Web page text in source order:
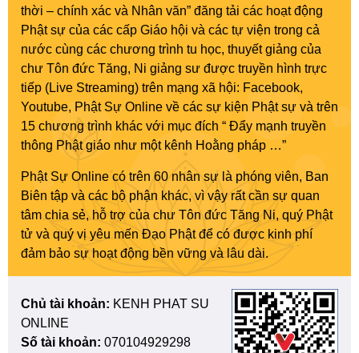
thời – chính xác và Nhân văn” đăng tải các hoạt động
Phật sự của các cấp Giáo hội và các tự viện trong cả
nước cùng các chương trình tu học, thuyết giảng của
chư Tôn đức Tăng, Ni giảng sư được truyền hình trực
tiếp (Live Streaming) trên mạng xã hội: Facebook,
Youtube, Phật Sự Online về các sự kiện Phật sự và trên
15 chương trình khác với mục đích “ Đẩy mạnh truyền
thông Phật giáo như một kênh Hoằng pháp …”
Phật Sự Online có trên 60 nhân sự là phóng viên, Ban
Biên tập và các bộ phận khác, vì vậy rất cần sự quan
tâm chia sẻ, hỗ trợ của chư Tôn đức Tăng Ni, quý Phật
tử và quý vị yêu mến Đạo Phật để có được kinh phí
đảm bảo sự hoạt động bền vững và lâu dài.
Chủ tài khoản: KENH PHAT SU
ONLINE
Số tài khoản: 070104929298